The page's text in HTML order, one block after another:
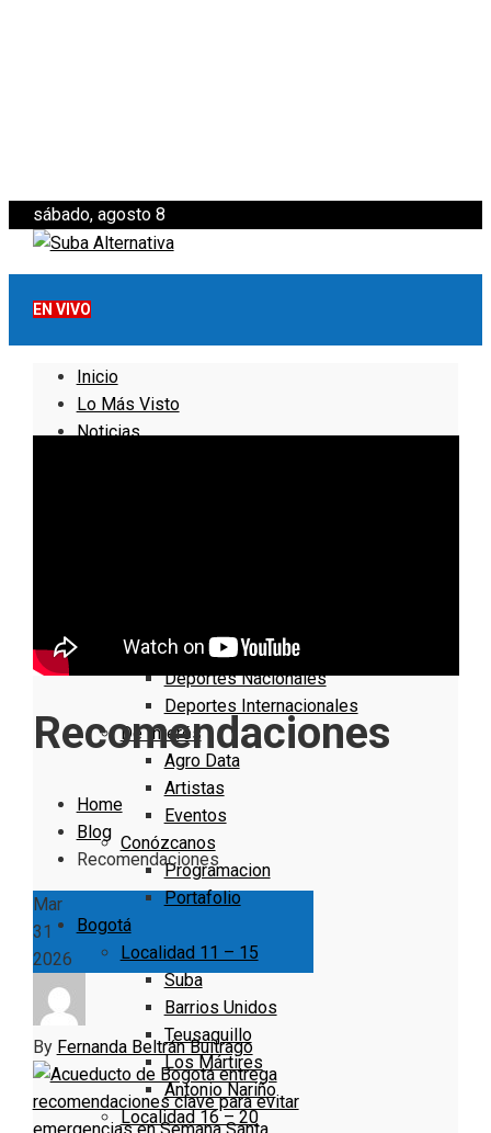
sábado, agosto 8
EN VIVO
Inicio
Lo Más Visto
Noticias
Deportes Locales
Deportes Nacionales
Deportes Internacionales
De Interés
Agro Data
Artistas
Eventos
Conózcanos
Programacion
Portafolio
Bogotá
Localidad 11 – 15
Suba
Barrios Unidos
Teusaquillo
Los Mártires
Antonio Nariño
Localidad 16 – 20
Recomendaciones
Home
Blog
Recomendaciones
Mar
31
2026
By Fernanda Beltrán Buitrago